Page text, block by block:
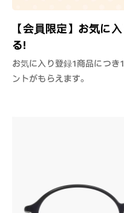
【会員限定】お気に
る！
お気に入り登録1商品につき
ントがもらえます。